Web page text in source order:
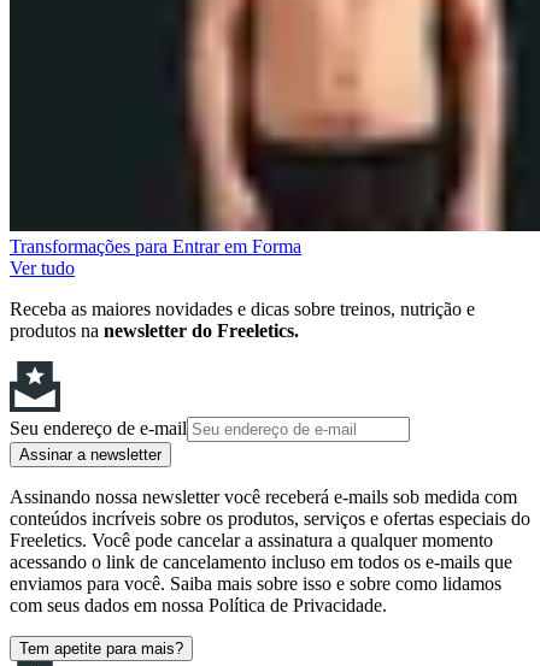
Transformações para Entrar em Forma
Ver tudo
Receba as maiores novidades e dicas sobre treinos, nutrição e
produtos na newsletter do Freeletics.
Seu endereço de e-mail
Assinar a newsletter
Assinando nossa newsletter você receberá e-mails sob medida com
conteúdos incríveis sobre os produtos, serviços e ofertas especiais do
Freeletics. Você pode cancelar a assinatura a qualquer momento
acessando o link de cancelamento incluso em todos os e-mails que
enviamos para você. Saiba mais sobre isso e sobre como lidamos
com seus dados em nossa Política de Privacidade.
Tem apetite para mais?